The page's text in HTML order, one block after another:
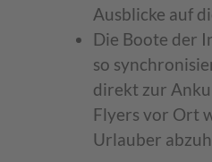
Ausblicke auf
Die Boote der
so
direkt zur
Flyers vor Ort
Urlauber